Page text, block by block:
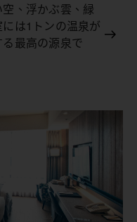
、浮かぶ雲、緑
は1トンの温泉が
最高の源泉で